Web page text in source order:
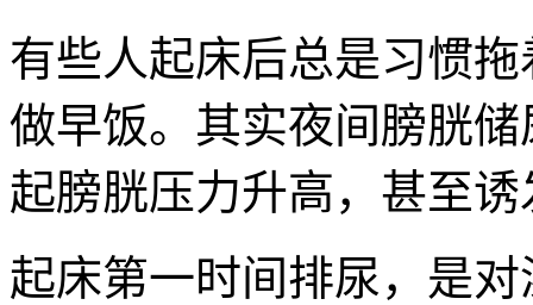
有些人起床后总是习惯
做早饭。其实夜间膀胱
起膀胱压力升高，甚至
起床第一时间排尿，是